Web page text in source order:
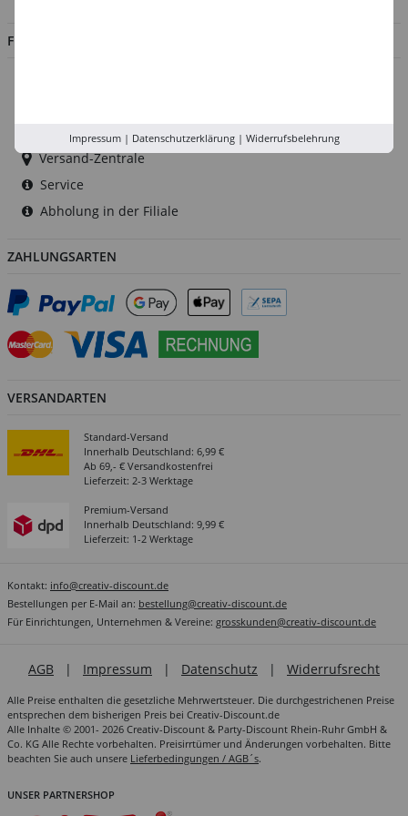
FILIALEN
Rhein-Ruhr
Versand-Zentrale
Service
Abholung in der Filiale
ZAHLUNGSARTEN
VERSANDARTEN
Standard-Versand
Innerhalb Deutschland: 6,99 €
Ab 69,- € Versandkostenfrei
Lieferzeit: 2-3 Werktage
Premium-Versand
Innerhalb Deutschland: 9,99 €
Lieferzeit: 1-2 Werktage
Kontakt: info@creativ-discount.de
Bestellungen per E-Mail an: bestellung@creativ-discount.de
Für Einrichtungen, Unternehmen & Vereine: grosskunden@creativ-discount.de
AGB | Impressum | Datenschutz | Widerrufsrecht
Alle Preise enthalten die gesetzliche Mehrwertsteuer. Die durchgestrichenen Preise
entsprechen dem bisherigen Preis bei Creativ-Discount.de
Alle Inhalte © 2001- 2026 Creativ-Discount & Party-Discount Rhein-Ruhr GmbH &
Co. KG Alle Rechte vorbehalten. Preisirrtümer und Änderungen vorbehalten. Bitte
beachten Sie auch unsere Lieferbedingungen / AGB´s.
UNSER PARTNERSHOP
Impressum| Datenschutzerklärung| Widerrufsbelehrung